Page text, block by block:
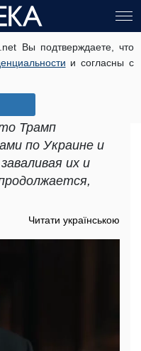
Вы подтверждаете, что
и согласны с
назначил
Трамп
по Украине и
их и
Читати українською